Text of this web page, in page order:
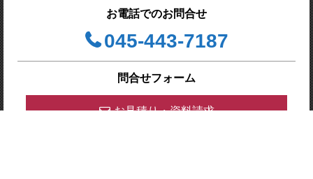
お電話でのお問合せ
045-443-7187
問合せフォーム
お見積り・資料請求